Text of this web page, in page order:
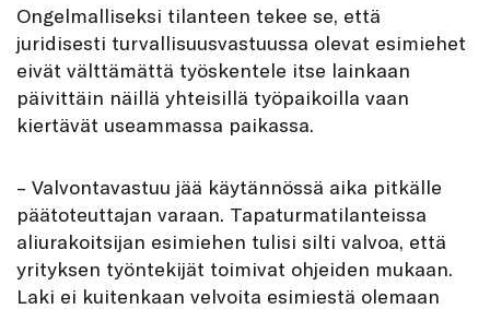
Ongelmalliseksi tilanteen tekee se, että
juridisesti turvallisuusvastuussa olevat esimiehet
eivät välttämättä työskentele itse lainkaan
päivittäin näillä yhteisillä työpaikoilla vaan
kiertävät useammassa paikassa.
– Valvontavastuu jää käytännössä aika pitkälle
päätoteuttajan varaan. Tapaturmatilanteissa
aliurakoitsijan esimiehen tulisi silti valvoa, että
yrityksen työntekijät toimivat ohjeiden mukaan.
Laki ei kuitenkaan velvoita esimiestä olemaan